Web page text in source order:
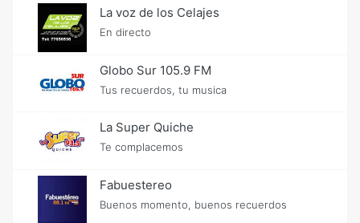
La voz de los Celajes
En directo
Globo Sur 105.9 FM
Tus recuerdos, tu musica
La Super Quiche
Te complacemos
Fabuestereo
Buenos momento, buenos recuerdos